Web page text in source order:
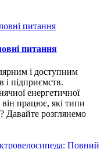
питання
і доступним
і підприємств.
енергетичної
працює, які типи
Давайте розглянемо